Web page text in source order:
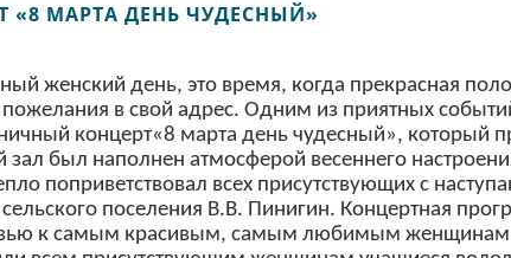
МАРТА ДЕНЬ ЧУДЕСНЫЙ»
женский день, это время, когда прекрасная
в свой адрес. Одним из приятных
концерт«8 марта день чудесный», который
зал был наполнен атмосферой весеннего
поприветствовал всех присутствующих с
поселения В.В. Пинигин. Концертная
к самым красивым, самым любимым женщинам.